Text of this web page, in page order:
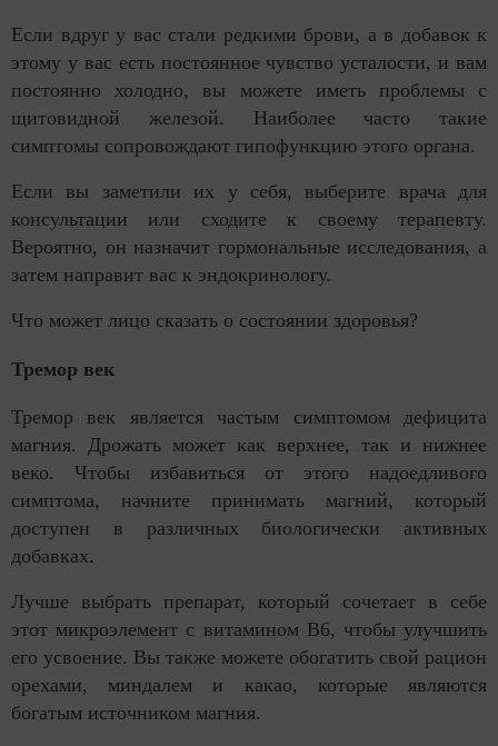
Если вдруг у вас стали редкими брови, а в добавок к
этому у вас есть постоянное чувство усталости, и вам
постоянно холодно, вы можете иметь проблемы с
щитовидной железой. Наиболее часто такие
симптомы сопровождают гипофункцию этого органа.
Если вы заметили их у себя, выберите врача для
консультации или сходите к своему терапевту.
Вероятно, он назначит гормональные исследования, а
затем направит вас к эндокринологу.
Что может лицо сказать о состоянии здоровья?
Тремор век
Тремор век является частым симптомом дефицита
магния. Дрожать может как верхнее, так и нижнее
веко. Чтобы избавиться от этого надоедливого
симптома, начните принимать магний, который
доступен в различных биологически активных
добавках.
Лучше выбрать препарат, который сочетает в себе
этот микроэлемент с витамином B6, чтобы улучшить
его усвоение. Вы также можете обогатить свой рацион
орехами, миндалем и какао, которые являются
богатым источником магния.